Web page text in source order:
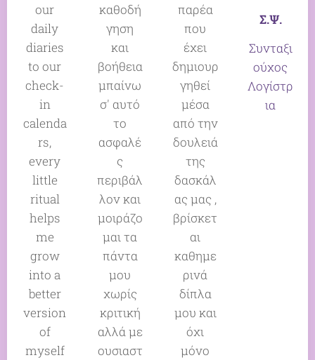
our
daily
diaries
to our
check-
in
calenda
rs,
every
little
ritual
helps
me
grow
into a
better
version
of
myself
καθοδή
γηση
και
βοήθεια
μπαίνω
σ' αυτό
το
ασφαλέ
ς
περιβάλ
λον και
μοιράζο
μαι τα
πάντα
μου
χωρίς
κριτική
αλλά με
ουσιαστ
παρέα
που
έχει
δημιουρ
γηθεί
μέσα
από την
δουλειά
της
δασκάλ
ας μας ,
βρίσκετ
αι
καθημε
ρινά
δίπλα
μου και
όχι
μόνο
Σ.Ψ.
Συνταξι
ούχος
Λογίστρ
ια